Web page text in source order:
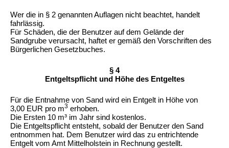
Wer die in § 2 genannten Auflagen nicht beachtet, handelt
fahrlässig.
Für Schäden, die der Benutzer auf dem Gelände der
Sandgrube verursacht, haftet er gemäß den Vorschriften des
Bürgerlichen Gesetzbuches.
§ 4
Entgeltspflicht und Höhe des Entgeltes
Für die Entnahme von Sand wird ein Entgelt in Höhe von
3,00 EUR pro m3 erhoben.
Die Ersten 10 m³ im Jahr sind kostenlos.
Die Entgeltspflicht entsteht, sobald der Benutzer den Sand
entnommen hat. Dem Benutzer wird das zu entrichtende
Entgelt vom Amt Mittelholstein in Rechnung gestellt.